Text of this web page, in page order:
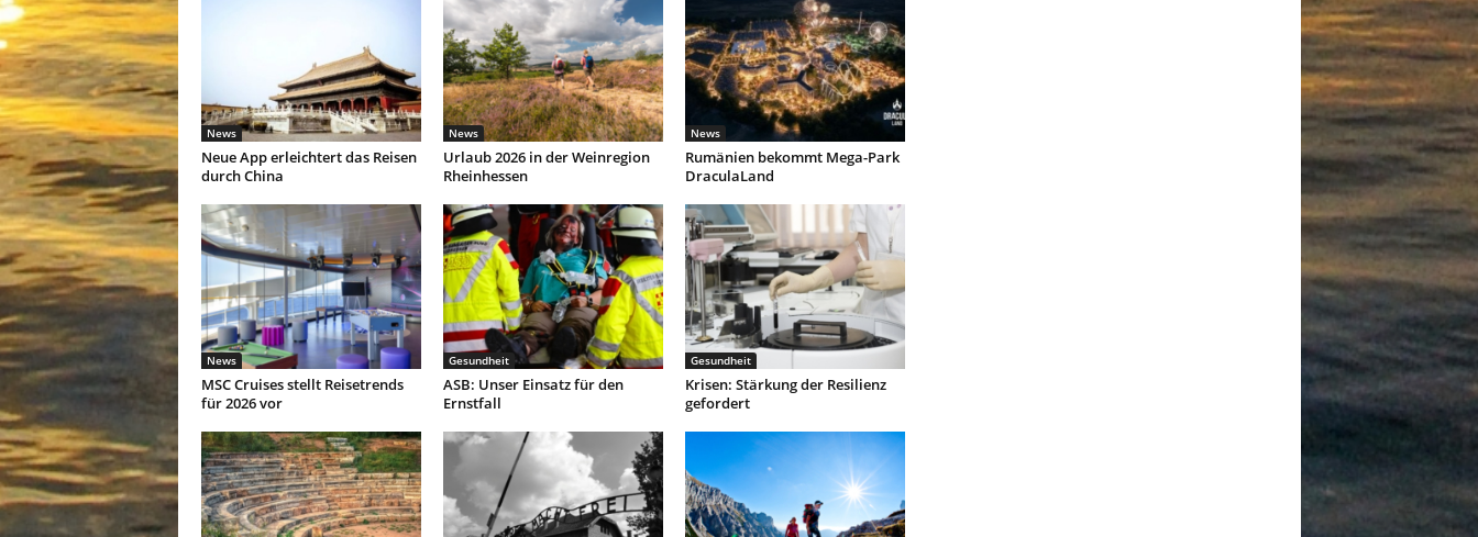
News
Neue App erleichtert das Reisen
durch China
News
Urlaub 2026 in der Weinregion
Rheinhessen
News
Rumänien bekommt Mega-Park
DraculaLand
News
MSC Cruises stellt Reisetrends
für 2026 vor
Gesundheit
ASB: Unser Einsatz für den
Ernstfall
Gesundheit
Krisen: Stärkung der Resilienz
gefordert